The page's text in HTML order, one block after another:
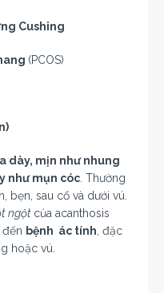
Cushing
(PCOS)
dày, mịn như nhung
như mụn cóc . Thường
bẹn, sau cổ và dưới vú.
ngột của acanthosis
bệnh ác tính , đặc
hoặc vú.